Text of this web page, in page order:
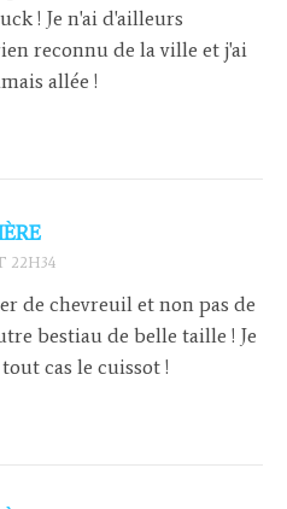
! Je n'ai d'ailleurs
reconnu de la ville et j'ai
allée !
22H34
de chevreuil et non pas de
bestiau de belle taille ! Je
cas le cuissot !